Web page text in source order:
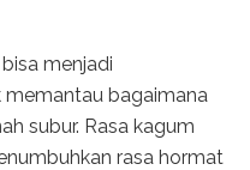
menjadi
memantau bagaimana
subur. Rasa kagum
rasa hormat